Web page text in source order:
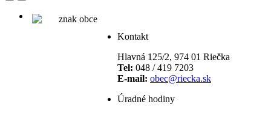
Kontakt
Hlavná 125/2, 974 01 Riečka
Tel: 048 / 419 7203
E-mail: obec@riecka.sk
Úradné hodiny